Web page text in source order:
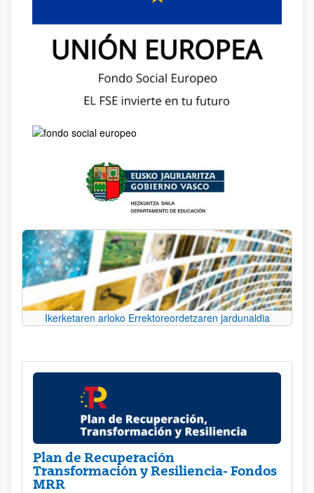
Ikerketaren arloko Errektoreordetzaren jardunaldia
Plan de Recuperación
Transformación y Resiliencia- Fondos
MRR